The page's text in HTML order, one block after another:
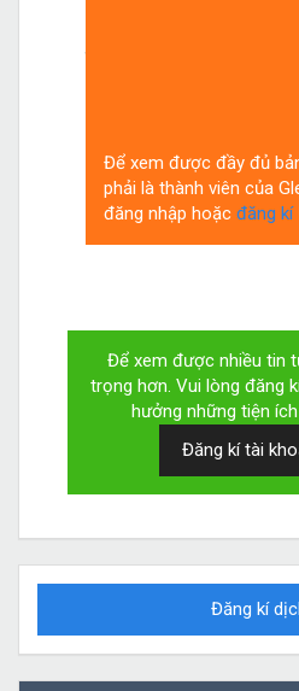
Để xem được đầy đủ
phải là thành viên của
đăng nhập hoặc đăng kí
Để xem được nhiều tin
trọng hơn. Vui lòng đăng
hưởng những tiện
Đăng kí tài
Đăng kí